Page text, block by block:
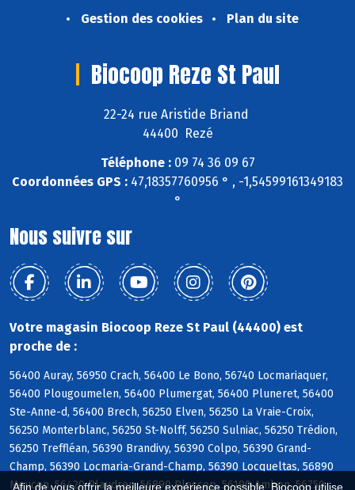
Afin de vous offrir la meilleure expérience possible, Biocoop utilise
Gestion des cookies
Plan du site
Biocoop Reze St Paul
22-24 rue Aristide Briand
44400 Rezé
Téléphone :09 74 36 09 67
Coordonnées GPS : 47,18357760956 ° , -1,54599161349183
°
Nous suivre sur
Votre magasin Biocoop Reze St Paul (44400) est
proche de :
56400 Auray, 56950 Crach, 56400 Le Bono, 56740 Locmariaquer,
56400 Plougoumelen, 56400 Plumergat, 56400 Pluneret, 56400
Ste-Anne-d, 56400 Brech, 56250 Elven, 56250 La Vraie-Croix,
56250 Monterblanc, 56250 St-Nolff, 56250 Sulniac, 56250 Trédion,
56250 Treffléan, 56390 Brandivy, 56390 Colpo, 56390 Grand-
Champ, 56390 Locmaria-Grand-Champ, 56390 Locqueltas, 56890
Meucon, 56420 Plaudren, 56890 Plescop, 56190 Ambon, 56750